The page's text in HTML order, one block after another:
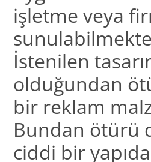
işletme veya
İstenilen
olduğundan
bir reklam
Bundan ötürü
ciddi bir